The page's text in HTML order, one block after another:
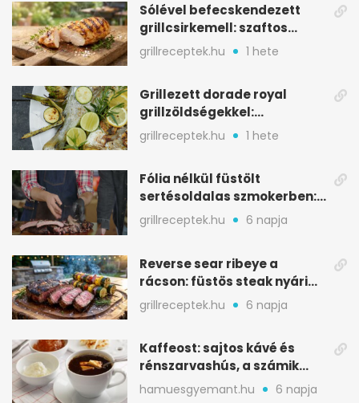
Sólével befecskendezett
grillcsirkemell: szaftos
marad, nem szárad ki
grillreceptek.hu 1 hete
Grillezett dorade royal
grillzöldségekkel:
mediterrán ízek a rostélyról
grillreceptek.hu 1 hete
Fólia nélkül füstölt
sertésoldalas szmokerben:
ropogós bark, 6 óra
grillreceptek.hu 6 napja
Reverse sear ribeye a
rácson: füstös steak nyári
tökkebabbal
grillreceptek.hu 6 napja
Kaffeost: sajtos kávé és
rénszarvashús, a számik
melegítő itala
hamuesgyemant.hu 6 napja